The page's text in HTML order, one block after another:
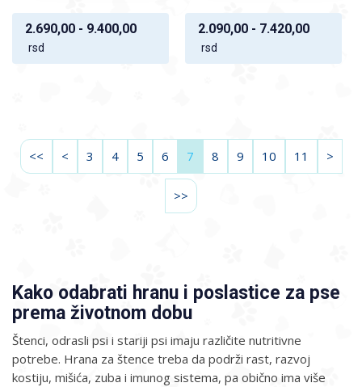
2.690,00 - 9.400,00
rsd
2.090,00 - 7.420,00
rsd
<< < 3 4 5 6 7 8 9 10 11 >
>>
Kako odabrati hranu i poslastice za pse
prema životnom dobu
Štenci, odrasli psi i stariji psi imaju različite nutritivne
potrebe. Hrana za štence treba da podrži rast, razvoj
kostiju, mišića, zuba i imunog sistema, pa obično ima više